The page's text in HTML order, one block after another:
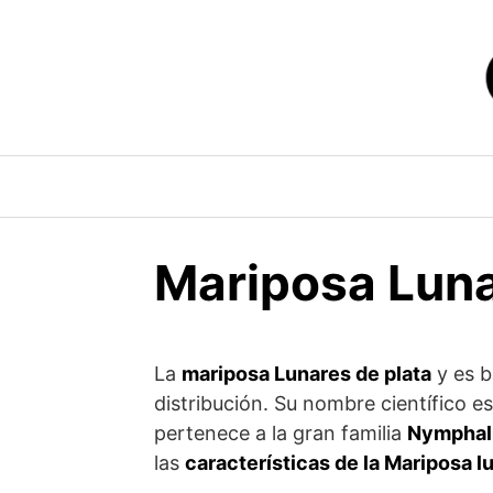
Mariposa
La mariposa Lunares de plata y es
distribución. Su nombre científico es
pertenece a la gran familia
las características de la Mariposa